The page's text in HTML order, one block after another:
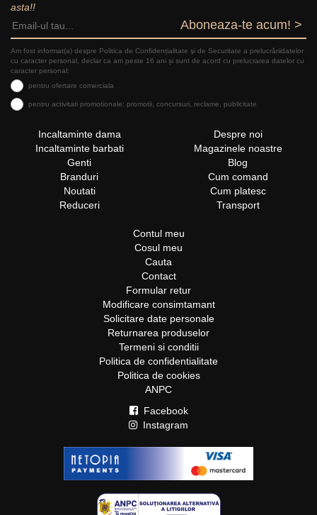
asta!!
Aboneaza-te acum! >
Am fost informat(a) despre Politica de Confidențialitate şi de Securitate a prelucrăriidatelor
cu caracter personal, declar ca am peste 16 ani și sunt de acord cu prelucrarea datelor cu
caracter personal:
pentru ofertare comerciala
pentru activitati promotionale: promotii, concursuri, reclame, publicitate
Incaltaminte dama
Incaltaminte barbati
Genti
Branduri
Noutati
Reduceri
Despre noi
Magazinele noastre
Blog
Cum comand
Cum platesc
Transport
Contul meu
Cosul meu
Cauta
Contact
Formular retur
Modificare consimtamant
Solicitare date personale
Returnarea produselor
Termeni si conditii
Politica de confidentialitate
Politica de cookies
ANPC
Facebook
Instagram